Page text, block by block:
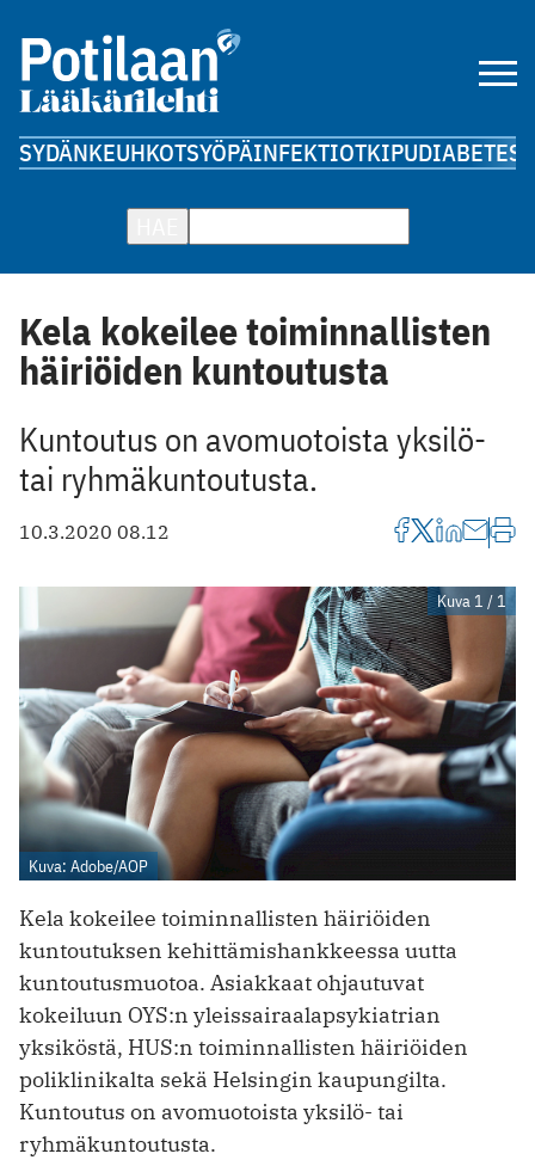
SYDÄNKEUHKOTSYÖPÄINFEKTIOTKIPUDIABETES
Kela kokeilee toiminnallisten
häiriöiden kuntoutusta
Kuntoutus on avomuotoista yksilö-
tai ryhmäkuntoutusta.
10.3.2020 08.12
Kuva 1 / 1
Kuva: Adobe/AOP
Kela kokeilee toiminnallisten häiriöiden
kuntoutuksen kehittämishankkeessa uutta
kuntoutusmuotoa. Asiakkaat ohjautuvat
kokeiluun OYS:n yleissairaalapsykiatrian
yksiköstä, HUS:n toiminnallisten ­häiriöiden
poliklinikalta sekä Helsingin kaupungilta.
Kuntoutus on avomuotoista yksilö- tai
ryhmäkuntoutusta.